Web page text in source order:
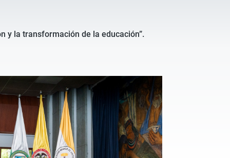
y la transformación de la educación”.